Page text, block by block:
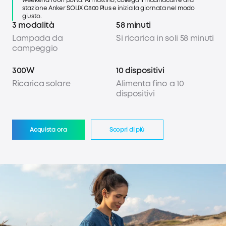
un'atmosfera accogliente.
stazione Anker SOLIX C800 Plus e inizia la giornata nel modo
giusto.
3 modalità
Lampada da
campeggio
58 minuti
Si ricarica in soli 58 minuti
300W
Ricarica solare
10 dispositivi
Alimenta fino a 10
dispositivi
Acquista ora Scopri di più